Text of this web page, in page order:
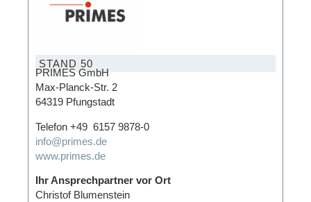
STAND 50
PRIMES GmbH
Max-Planck-Str. 2
64319 Pfungstadt
Telefon +49 6157 9878-0
info@primes.de
www.primes.de
Ihr Ansprechpartner vor Ort
Christof Blumenstein